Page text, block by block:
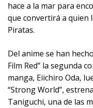
hace a la mar para
que convertirá a quien
Piratas.
Del anime se han
Film Red” la segunda
manga, Eiichiro Oda,
“Strong World”,
Taniguchi, una de las